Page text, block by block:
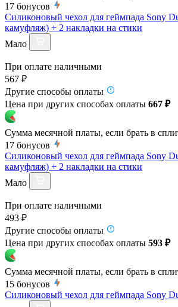
17 бонусов
Силиконовый чехол для геймпада Sony
камуфляж) + 2 накладки на стики
Мало
При оплате наличными
567 ₽
Другие способы оплаты
Цена при других способах оплаты 667 ₽
Сумма месячной платы, если брать в
17 бонусов
Силиконовый чехол для геймпада Sony
камуфляж) + 2 накладки на стики
Мало
При оплате наличными
493 ₽
Другие способы оплаты
Цена при других способах оплаты 593 ₽
Сумма месячной платы, если брать в
15 бонусов
Силиконовый чехол для геймпада Sony